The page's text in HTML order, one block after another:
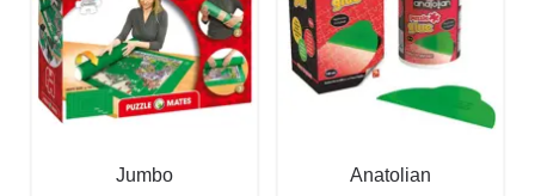
Jumbo Anatolian